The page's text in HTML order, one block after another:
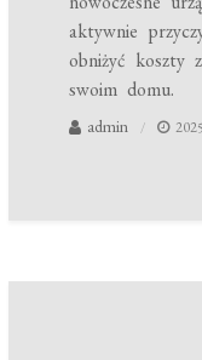
aktywnie
obniżyć koszty
swoim domu.
admin